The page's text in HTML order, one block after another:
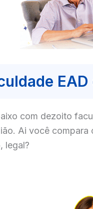
com dezoito
Ai você
legal?